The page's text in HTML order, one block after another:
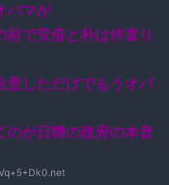
バマが
前で安倍と朴は仲直り
意しただけでもうオバ
のが日韓の政府の本音